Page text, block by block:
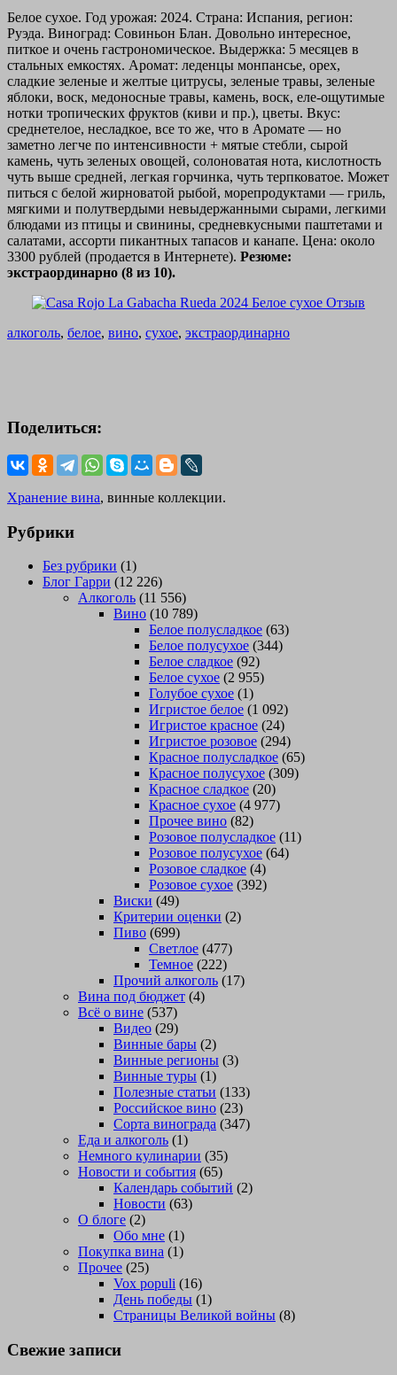
Белое сухое. Год урожая: 2024. Страна: Испания, регион:
Руэда. Виноград: Совиньон Блан. Довольно интересное,
питкое и очень гастрономическое. Выдержка: 5 месяцев в
стальных емкостях. Аромат: леденцы монпансье, орех,
сладкие зеленые и желтые цитрусы, зеленые травы, зеленые
яблоки, воск, медоносные травы, камень, воск, еле-ощутимые
нотки тропических фруктов (киви и пр.), цветы. Вкус:
среднетелое, несладкое, все то же, что в Аромате — но
заметно легче по интенсивности + мятые стебли, сырой
камень, чуть зеленых овощей, солоноватая нота, кислотность
чуть выше средней, легкая горчинка, чуть терпковатое. Может
питься с белой жирноватой рыбой, морепродуктами — гриль,
мягкими и полутвердыми невыдержанными сырами, легкими
блюдами из птицы и свинины, средневкусными паштетами и
салатами, ассорти пикантных тапасов и канапе. Цена: около
3300 рублей (продается в Интернете). Резюме:
экстраординарно (8 из 10).
алкоголь, белое, вино, сухое, экстраординарно
Поделиться:
Хранение вина, винные коллекции.
Рубрики
Без рубрики (1)
Блог Гарри (12 226)
Алкоголь (11 556)
Вино (10 789)
Белое полусладкое (63)
Белое полусухое (344)
Белое сладкое (92)
Белое сухое (2 955)
Голубое сухое (1)
Игристое белое (1 092)
Игристое красное (24)
Игристое розовое (294)
Красное полусладкое (65)
Красное полусухое (309)
Красное сладкое (20)
Красное сухое (4 977)
Прочее вино (82)
Розовое полусладкое (11)
Розовое полусухое (64)
Розовое сладкое (4)
Розовое сухое (392)
Виски (49)
Критерии оценки (2)
Пиво (699)
Светлое (477)
Темное (222)
Прочий алкоголь (17)
Вина под бюджет (4)
Всё о вине (537)
Видео (29)
Винные бары (2)
Винные регионы (3)
Винные туры (1)
Полезные статьи (133)
Российское вино (23)
Сорта винограда (347)
Еда и алкоголь (1)
Немного кулинарии (35)
Новости и события (65)
Календарь событий (2)
Новости (63)
О блоге (2)
Обо мне (1)
Покупка вина (1)
Прочее (25)
Vox populi (16)
День победы (1)
Страницы Великой войны (8)
Свежие записи